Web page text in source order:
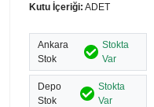
Kutu İçeriği: ADET
Ankara
Stok
Stokta
Var
Depo
Stok
Stokta
Var